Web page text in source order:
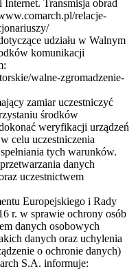
Transmisja obrad
relacje-
udziału w Walnym
komunikacji
walne-zgromadzenie-
zamiar uczestniczyć
środków
weryfikacji urządzeń
celu uczestniczenia
tych warunków.
danych
uczestnictwem
Europejskiego i Rady
r. w sprawie ochrony osób
danych osobowych
danych oraz uchylenia
o ochronie danych)
S.A. informuje: